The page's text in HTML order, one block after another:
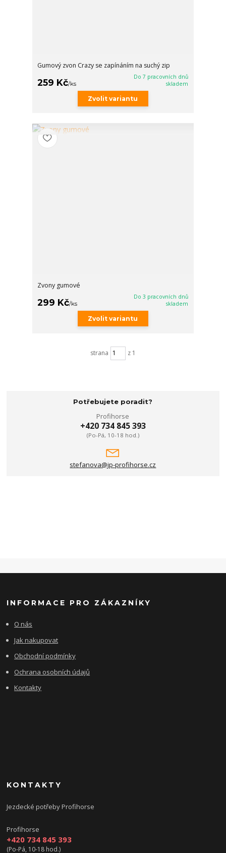
Gumový zvon Crazy se zapínáním na suchý zip
259 Kč/ks
Do 7 pracovních dnů
skladem
Zvolit variantu
Zvony gumové
299 Kč/ks
Do 3 pracovních dnů
skladem
Zvolit variantu
strana z 1
Potřebujete poradit?
Profihorse
+420 734 845 393
(Po-Pá, 10-18 hod.)
stefanova@jp-profihorse.cz
INFORMACE PRO ZÁKAZNÍKY
O nás
Jak nakupovat
Obchodní podmínky
Ochrana osobních údajů
Kontakty
KONTAKTY
Jezdecké potřeby Profihorse
Profihorse
+420 734 845 393
(Po-Pá, 10-18 hod.)